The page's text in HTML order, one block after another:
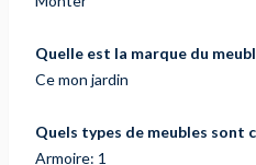
Quelle est la marque du
Ce mon jardin
Quels types de meubles sont
Armoire: 1